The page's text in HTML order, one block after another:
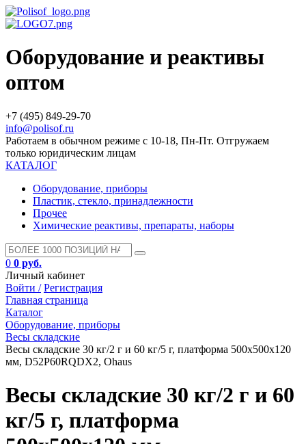
Оборудование и реактивы
оптом
+7 (495) 849-29-70
info@polisof.ru
Работаем в обычном режиме с 10-18, Пн-Пт. Отгружаем
только юридическим лицам
КАТАЛОГ
Оборудование, приборы
Пластик, стекло, принадлежности
Прочее
Химические реактивы, препараты, наборы
0 0 руб.
Личный кабинет
Войти / Регистрация
Главная страница
Каталог
Оборудование, приборы
Весы складские
Весы складские 30 кг/2 г и 60 кг/5 г, платформа 500x500х120
мм, D52P60RQDX2, Ohaus
Весы складские 30 кг/2 г и 60
кг/5 г, платформа